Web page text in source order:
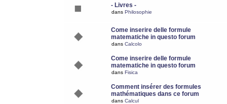
- Livres -
dans Philosophie
Come inserire delle formule
matematiche in questo forum
dans Calcolo
Come inserire delle formule
matematiche in questo forum
dans Fisica
Comment insérer des formules
mathématiques dans ce forum
dans Calcul